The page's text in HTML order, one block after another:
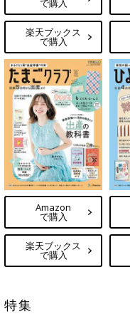
で購入
楽天ブックス
で購入
Amazon
で購入
楽天ブックス
で購入
特集